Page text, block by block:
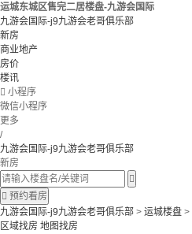
运城东城区售完二居楼盘-九游会国际
九游会国际-j9九游会老哥俱乐部
新房
商业地产
房价
楼讯
 小程序
微信小程序
更多
/
九游会国际-j9九游会老哥俱乐部
新房

 预约看房
九游会国际-j9九游会老哥俱乐部 > 运城楼盘 >
区域找房 地图找房